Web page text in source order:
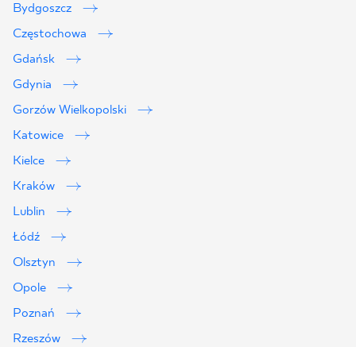
Bydgoszcz
Częstochowa
Gdańsk
Gdynia
Gorzów Wielkopolski
Katowice
Kielce
Kraków
Lublin
Łódź
Olsztyn
Opole
Poznań
Rzeszów